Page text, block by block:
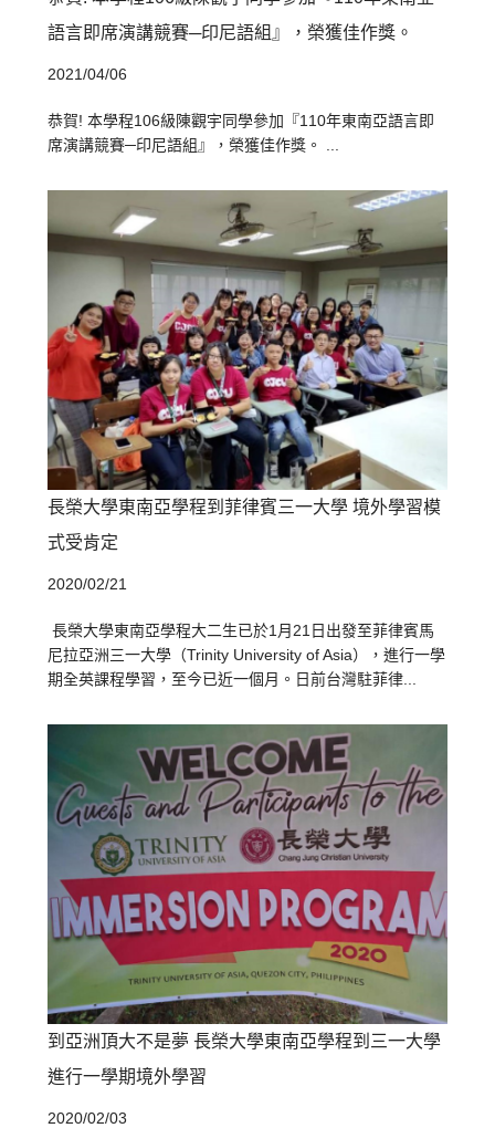
語言即席演講競賽─印尼語組』，榮獲佳作獎。
2021/04/06
恭賀! 本學程106級陳觀宇同學參加『110年東南亞語言即
席演講競賽─印尼語組』，榮獲佳作獎。 ...
長榮大學東南亞學程到菲律賓三一大學 境外學習模
式受肯定
2020/02/21
長榮大學東南亞學程大二生已於1月21日出發至菲律賓馬
尼拉亞洲三一大學（Trinity University of Asia），進行一學
期全英課程學習，至今已近一個月。日前台灣駐菲律...
到亞洲頂大不是夢 長榮大學東南亞學程到三一大學
進行一學期境外學習
2020/02/03